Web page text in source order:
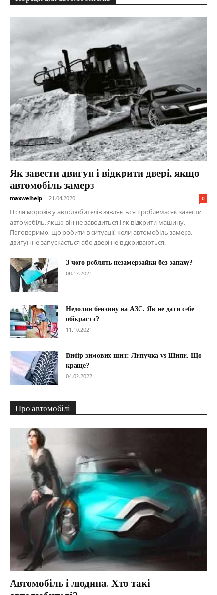
Як завести двигун і відкрити двері, якщо
автомобіль замерз
maxwelhelp - 21.04.2020 0
Після морозів у автолюбителів зявляється проблема: як завести
автомобіль, якщо він не заводиться і як відкрити машину.
Поговоримо, що робити в ситуації, коли автомобіль замерз,
двигун не запускається або двері не відкриваються.
З чого роблять незамерзайки без запаху?
08.12.2021
Недолив бензину на АЗС. Як не дати себе
обікрасти?
11.10.2021
Вибір зимових шин: Липучка vs Шипи. Що
краще?
04.02.2022
Про автомобілі
Автомобіль і людина. Хто такі